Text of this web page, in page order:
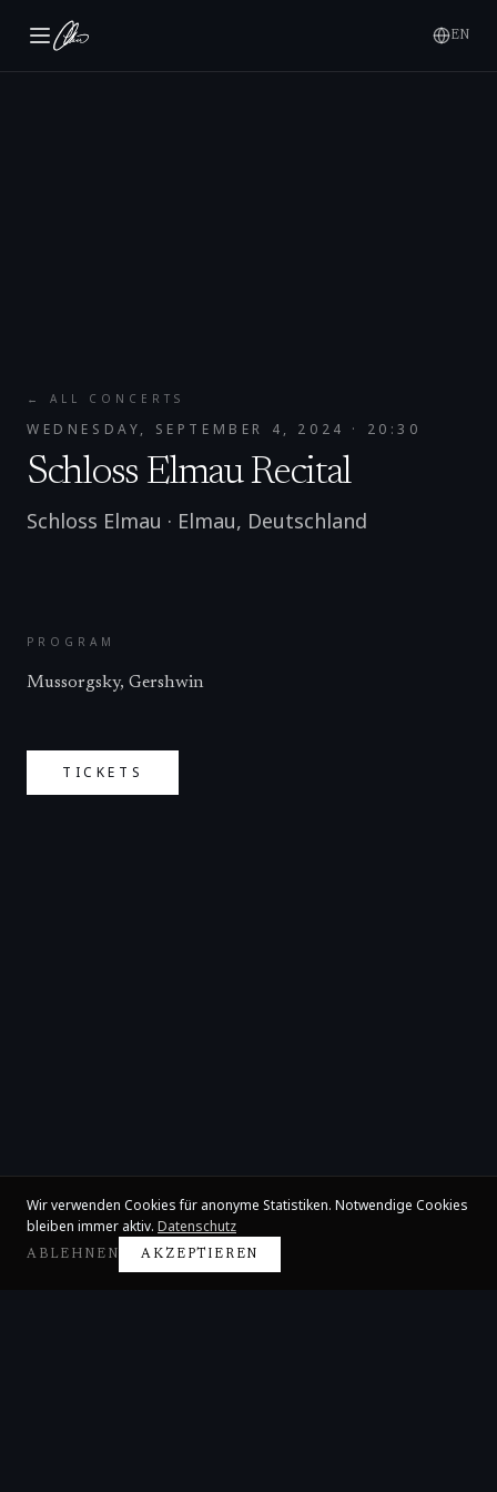
EN
← ALL CONCERTS
WEDNESDAY, SEPTEMBER 4, 2024 · 20:30
Schloss Elmau Recital
Schloss Elmau · Elmau, Deutschland
PROGRAM
Mussorgsky, Gershwin
TICKETS
Wir verwenden Cookies für anonyme Statistiken. Notwendige Cookies
bleiben immer aktiv. Datenschutz
ABLEHNEN AKZEPTIEREN